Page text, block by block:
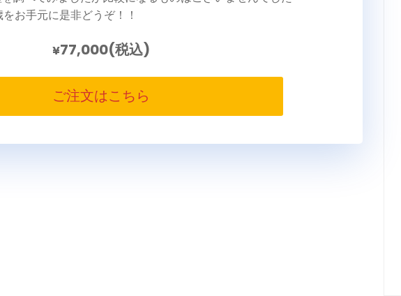
お手元に是非どうぞ！！
¥77,000(税込)
ご注文はこちら